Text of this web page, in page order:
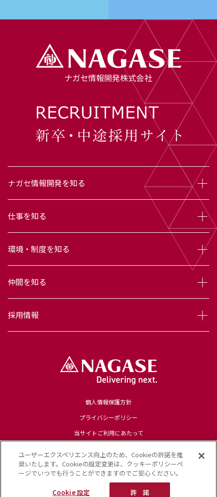
ナガセ情報開発を知る
仕事を知る
環境・制度を知る
仲間を知る
採用情報
個人情報保護方針
プライバシーポリシー
当サイトご利用にあたって
NAGASEグループサイト
ユーザーエクスペリエンス向上のため、Cookieの許諾を推
奨いたします。Cookieの設定変更は、クッキーポリシーペ
ージでいつでも行うことができますのでご安心ください。
Cookie 設定 許 諾